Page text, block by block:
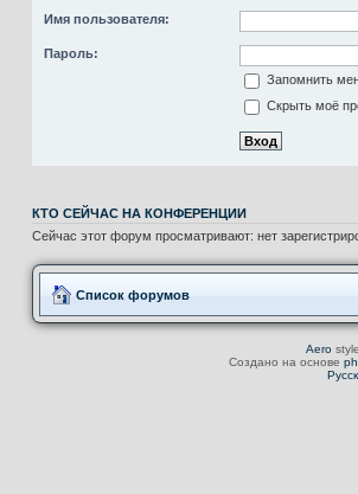
Имя пользователя:
Пароль:
Запомнить
Скрыть моё
КТО СЕЙЧАС НА КОНФЕРЕНЦИИ
Сейчас этот форум просматривают: нет
Список форумов
Aero
Создано на основе